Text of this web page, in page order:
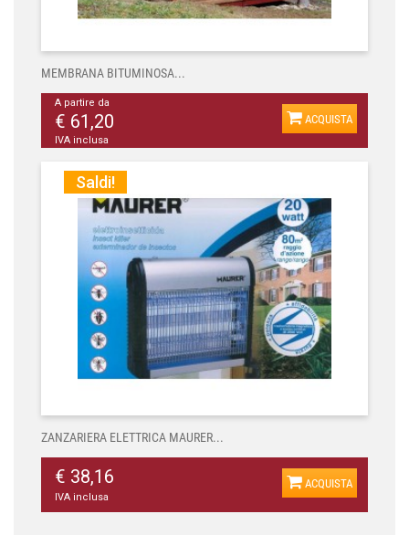
MEMBRANA BITUMINOSA...
A partire da
€ 61,20
IVA inclusa
ACQUISTA
Saldi!
ZANZARIERA ELETTRICA MAURER...
€ 38,16
IVA inclusa
ACQUISTA